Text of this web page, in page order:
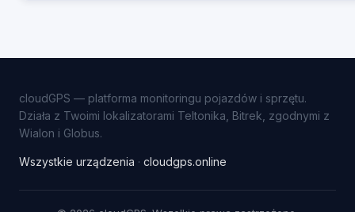
cloudGPS — platforma monitoringu pojazdów i sprzętu.
Działa z Twoimi lokalizatorami Teltonika, Bitrek, zgodnymi z
Wialon i Globus.
Wszystkie urządzenia · cloudgps.online